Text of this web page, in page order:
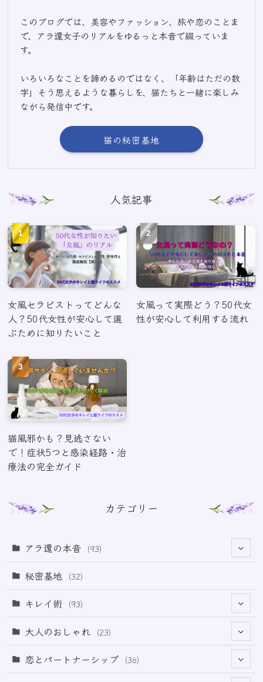
このブログでは、美容やファッション、旅や恋のことま
で、アラ還女子のリアルをゆるっと本音で綴っていま
す。
いろいろなことを諦めるのではなく、「年齢はただの数
字」そう思えるような暮らしを、猫たちと一緒に楽しみ
ながら発信中です。
猫の秘密基地
人気記事
女風セラピストってどんな
人？50代女性が安心して選
ぶために知りたいこと
女風って実際どう？50代女
性が安心して利用する流れ
猫風邪かも？見逃さない
で！症状5つと感染経路・治
療法の完全ガイド
カテゴリー
アラ還の本音 (93)
(69)
秘密基地 (32)
キレイ術 (93)
(32)
(49)
大人のおしゃれ (23)
(21)
恋とパートナーシップ (36)